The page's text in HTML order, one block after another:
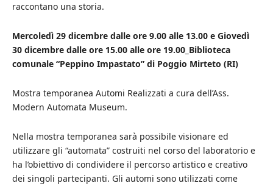
raccontano una storia.
Mercoledì 29 dicembre dalle ore 9.00 alle 13.00 e Giovedì
30 dicembre dalle ore 15.00 alle ore 19.00_Biblioteca
comunale “Peppino Impastato” di Poggio Mirteto (RI)
Mostra temporanea Automi Realizzati a cura dell’Ass.
Modern Automata Museum.
Nella mostra temporanea sarà possibile visionare ed
utilizzare gli “automata” costruiti nel corso del laboratorio e
ha l’obiettivo di condividere il percorso artistico e creativo
dei singoli partecipanti. Gli automi sono utilizzati come